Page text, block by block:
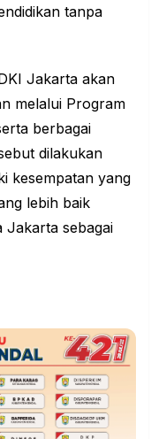
tanpa
Jakarta akan
melalui Program
berbagai
dilakukan
kesempatan yang
lebih baik
Jakarta sebagai